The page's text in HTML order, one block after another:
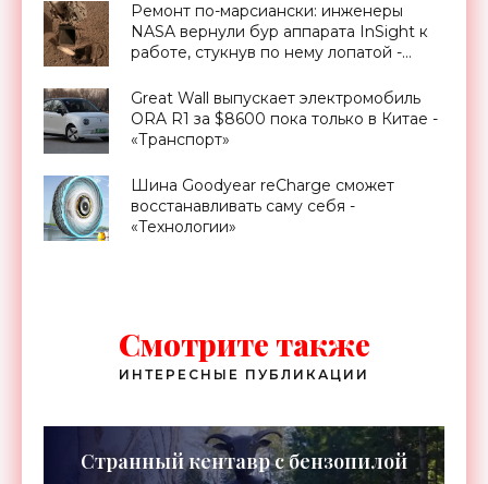
Ремонт по-марсиански: инженеры
NASA вернули бур аппарата InSight к
работе, стукнув по нему лопатой -
Great Wall выпускает электромобиль
ORA R1 за $8600 пока только в Китае -
«Транспорт»
Шина Goodyear reCharge сможет
восстанавливать саму себя -
«Технологии»
Смотрите также
ИНТЕРЕСНЫЕ ПУБЛИКАЦИИ
Странный кентавр с бензопилой